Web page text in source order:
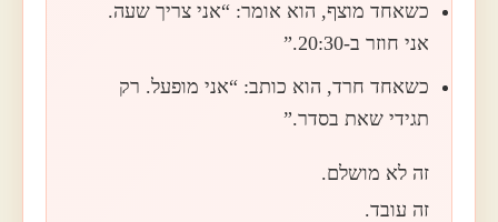
כשאחד מוצף, הוא אומר: “אני צריך שעה.
אני חוזר ב-20:30.”
כשאחד חרד, הוא כותב: “אני מופעל. רק
תגידי שאת בסדר.”
זה לא מושלם.
זה עובד.